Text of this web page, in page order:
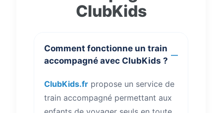
ClubKids
Comment fonctionne un train
accompagné avec ClubKids ?
ClubKids.frpropose un service de
train accompagné permettant aux